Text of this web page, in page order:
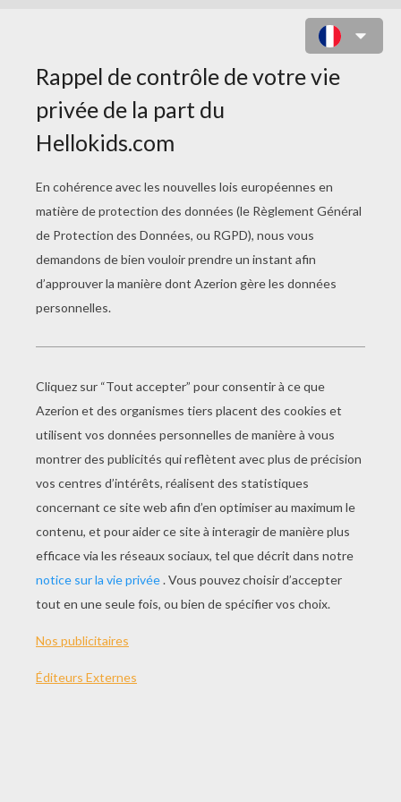
LA POLLUTION ET LE CHANGEMENT
CLIMATIQUE
THÈMES: Pollution
NOTER CETTE PAGE